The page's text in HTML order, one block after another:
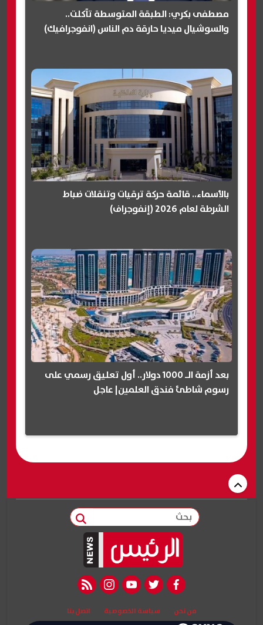
مصطفى بكري: الطبقة المتوسطة تآكلت..
والسوشيال ميديا حارقة دم الناس (انفوجرافيك)
بالأسماء.. قائمة حركة ترقيات وتنقلات ضباط
الشرطة لعام 2026 (إنفوجراف)
بعد أزمة الـ 1000 دولار.. أول تعليق رسمي على
رسوم شاطئ فندق العلمين| عاجل
بحث
facebook
twitter
youtube
instagram
rss feed
من نحن سياسة الخصوصية اتصل بنا